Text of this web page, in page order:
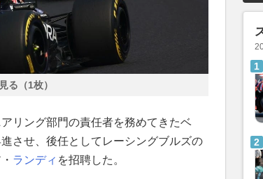
る（1枚）
リング部門の責任者を務めてきたベ
させ、後任としてレーシングブルズの
ランディ を招聘した。